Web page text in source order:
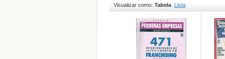
Visualizar como: Tabela Lista